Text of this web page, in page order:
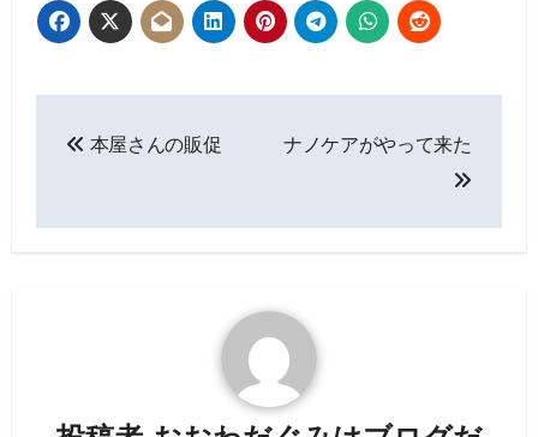
シ
本屋さんの販促 ナノケアがやって来た